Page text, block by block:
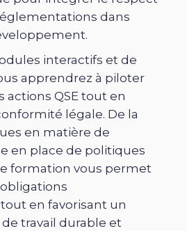
dans
interactifs et de
apprendrez à piloter
actions QSE tout en
légale. De la
en matière de
en place de politiques
formation vous permet
en favorisant un
travail durable et